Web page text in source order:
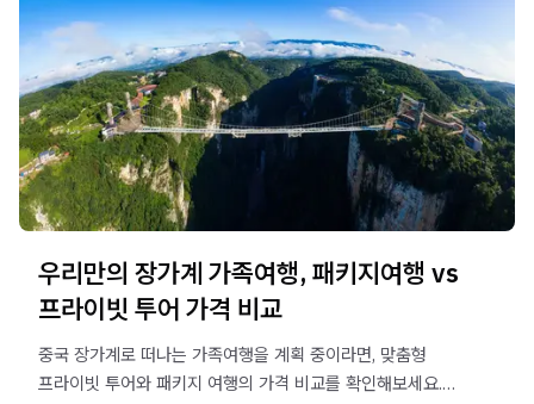
우리만의 장가계 가족여행, 패키지여행 vs
프라이빗 투어 가격 비교
중국 장가계로 떠나는 가족여행을 계획 중이라면, 맞춤형
프라이빗 투어와 패키지 여행의 가격 비교를 확인해보세요.